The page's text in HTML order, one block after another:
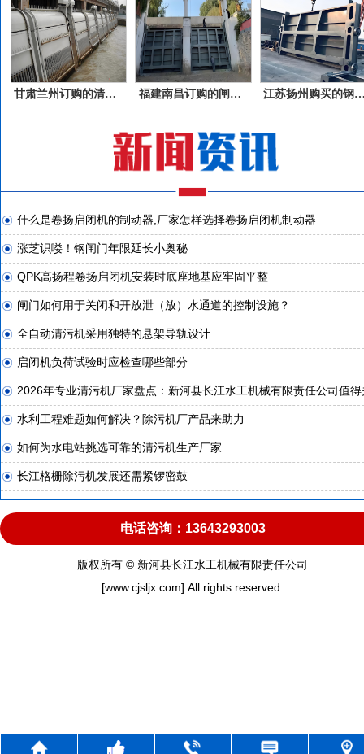
甘肃兰州订购的清污机产品福建南昌订购的闸门产品江苏扬州购买的钢
什么是卷扬启闭机的制动器,厂家怎样选择卷扬启闭机制动器
涨芝识喽！钢闸门年限延长小奥秘
QPK高扬程卷扬启闭机安装时底座地基应牢固平整
闸门如何用于关闭和开放泄（放）水通道的控制设施？
全自动清污机采用独特的悬架导轨设计
启闭机负荷试验时应检查哪些部分
2026年专业清污机厂家盘点：新河县长江水工机械有限责任公司值得
水利工程难题如何解决？除污机厂产品来助力
如何为水电站挑选可靠的清污机生产厂家
长江格栅除污机发展还需紧锣密鼓
电话咨询：13643293003
版权所有 © 新河县长江水工机械有限责任公司
[www.cjsljx.com] All rights reserved.